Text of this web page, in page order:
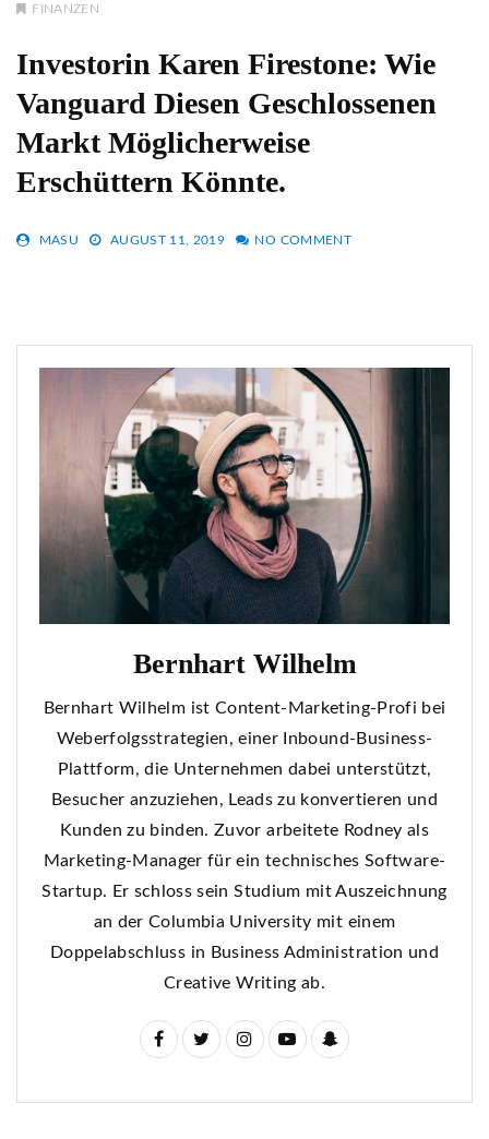
FINANZEN
Investorin Karen Firestone: Wie
Vanguard Diesen Geschlossenen
Markt Möglicherweise
Erschüttern Könnte.
MASU AUGUST 11, 2019 NO COMMENT
Bernhart Wilhelm
Bernhart Wilhelm ist Content-Marketing-Profi bei
Weberfolgsstrategien, einer Inbound-Business-
Plattform, die Unternehmen dabei unterstützt,
Besucher anzuziehen, Leads zu konvertieren und
Kunden zu binden. Zuvor arbeitete Rodney als
Marketing-Manager für ein technisches Software-
Startup. Er schloss sein Studium mit Auszeichnung
an der Columbia University mit einem
Doppelabschluss in Business Administration und
Creative Writing ab.